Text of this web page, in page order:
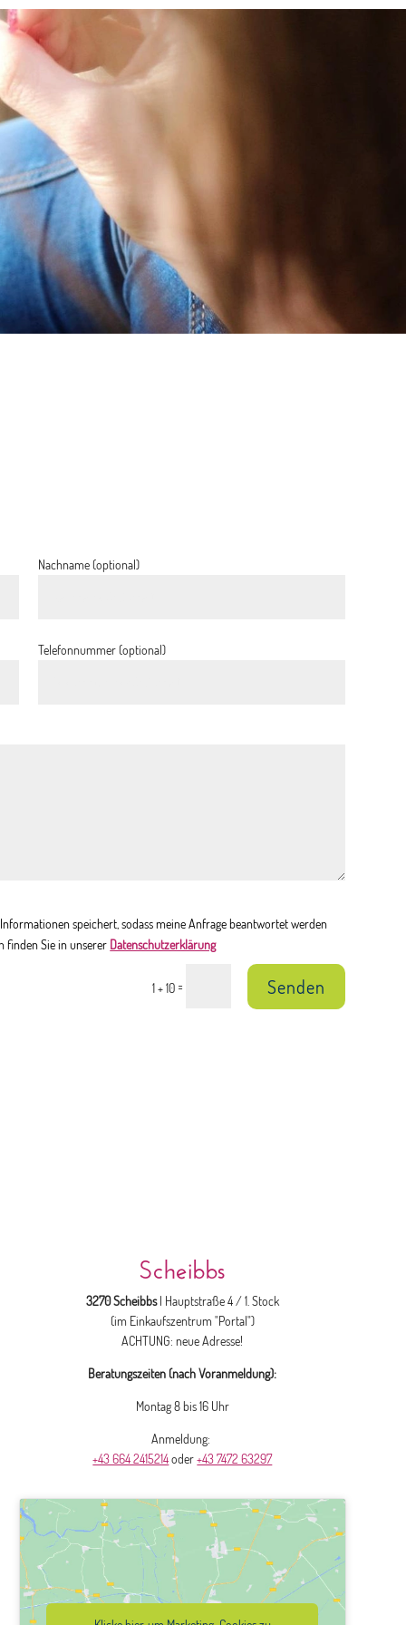
Nachname (optional)
Telefonnummer (optional)
speichert, sodass meine Anfrage beantwortet werden
finden Sie in unserer Datenschutzerklärung
1 + 10= Senden
Scheibbs
3270 Scheibbs| Hauptstraße 4 / 1. Stock
(im Einkaufszentrum "Portal")
ACHTUNG: neue Adresse!
Beratungszeiten (nach Voranmeldung):
Montag 8 bis 16 Uhr
Anmeldung:
+43 664 2415214oder+43 7472 63297